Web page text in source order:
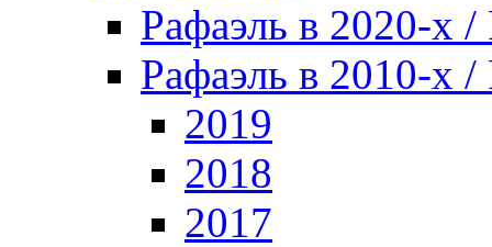
Рафаэль в 2020-х /
Рафаэль в 2010-х /
2019
2018
2017